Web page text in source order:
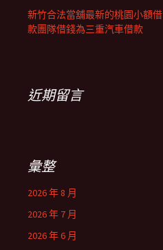
新竹合法當舖最新的桃園小額借
款團隊借錢為三重汽車借款
近期留言
彙整
2026 年 8 月
2026 年 7 月
2026 年 6 月